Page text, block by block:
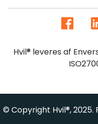
Hvil® leveres af
© Copyright Hvil®,